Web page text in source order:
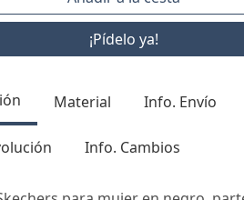
¡Pídelo ya!
Material Info. Envío
Info. Cambios